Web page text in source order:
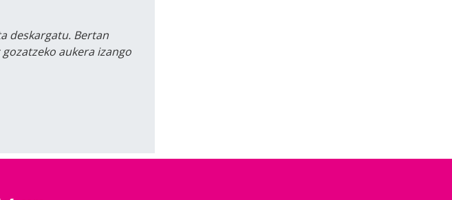
deskargatu. Bertan
aukera izango